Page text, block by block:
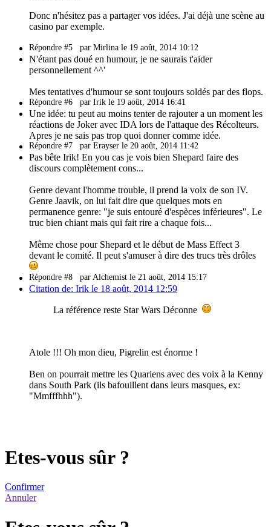
Donc n'hésitez pas a partager vos idées. J'ai déjà une scène au
casino par exemple.
Répondre #5 par Mirlina le 19 août, 2014 10:12
N'étant pas doué en humour, je ne saurais t'aider
personnellement ^^'
Mes tentatives d'humour se sont toujours soldés par des flops.
Répondre #6 par Irik le 19 août, 2014 16:41
Une idée: tu peut au moins tenter de rajouter a un moment les
réactions de Joker avec IDA lors de l'attaque des Récolteurs.
Apres je ne sais pas trop quoi donner comme idée.
Répondre #7 par Erayser le 20 août, 2014 11:42
Pas bête Irik! En you cas je vois bien Shepard faire des
discours complètement cons...
Genre devant l'homme trouble, il prend la voix de son IV.
Genre Jaavik, on lui fait dire que quelques mots en
permanence genre: "je suis entouré d'espèces inférieures". Le
truc bien chiant mais qui fait rire a chaque fois...
Même chose pour Shepard et le début de Mass Effect 3
devant le comité. Il peut s'amuser à dire des trucs très drôles
Répondre #8 par Alchemist le 21 août, 2014 15:17
Citation de: Irik le 18 août, 2014 12:59
La référence reste Star Wars Déconne
Atole !!! Oh mon dieu, Pigrelin est énorme !
Ben on pourrait mettre les Quariens avec des voix à la Kenny
dans South Park (ils bafouillent dans leurs masques, ex:
"Mmfffhhh").
Etes-vous sûr ?
Confirmer
Annuler